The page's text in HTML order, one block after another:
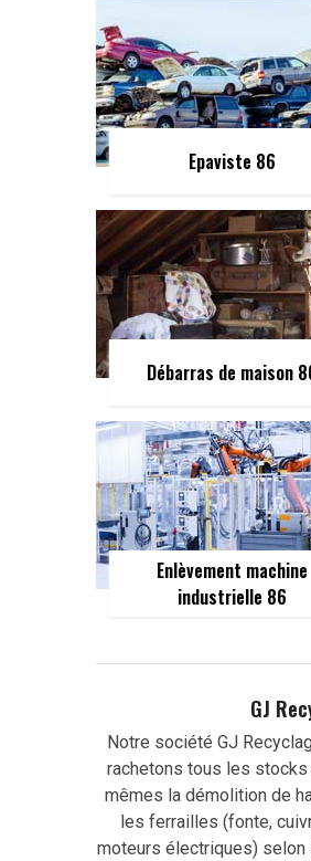
Epaviste 86
Débarras de maison
Enlèvement machine
industrielle 86
GJ
Notre société GJ
rachetons tous les
mêmes la démolition de
les ferrailles (fonte,
moteurs électriques)